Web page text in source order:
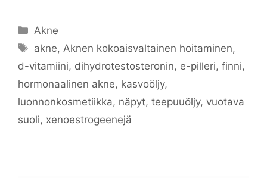
Kategoriat
Akne
Avainsanat
akne, Aknen kokoaisvaltainen hoitaminen,
d-vitamiini, dihydrotestosteronin, e-pilleri, finni,
hormonaalinen akne, kasvoöljy,
luonnonkosmetiikka, näpyt, teepuuöljy, vuotava
suoli, xenoestrogeenejä